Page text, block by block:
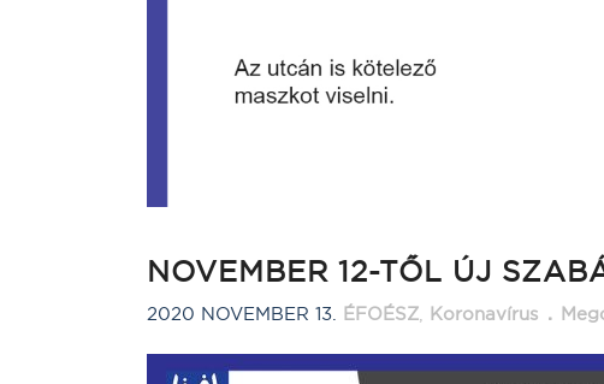
NOVEMBER 12-TŐL ÚJ
2020 NOVEMBER 13. ÉFOÉSZ, Koronavírus